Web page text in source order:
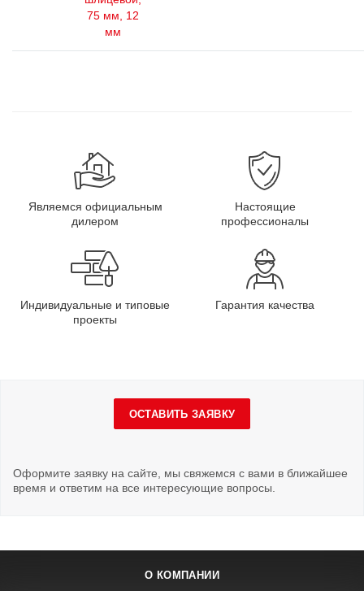
75 мм, 12
мм
Являемся официальным
дилером
Настоящие
профессионалы
Индивидуальные и типовые
проекты
Гарантия качества
ОСТАВИТЬ ЗАЯВКУ
Оформите заявку на сайте, мы свяжемся с вами в ближайшее
время и ответим на все интересующие вопросы.
О КОМПАНИИ